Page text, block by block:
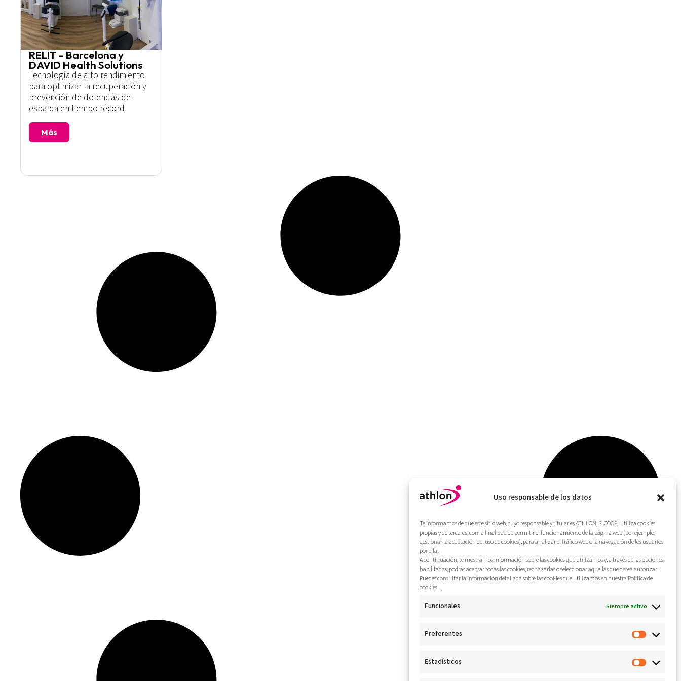
Uso responsable de los datos
Te informamos de que este sitio web, cuyo responsable y titular es ATHLON, S. COOP., utiliza cookies
propias y de terceros, con la finalidad de permitir el funcionamiento de la página web (por ejemplo,
gestionar la aceptación del uso de cookies), para analizar el tráfico web o la navegación de los usuarios
por ella.
A continuación, te mostramos información sobre las cookies que utilizamos y, a través de las opciones
habilitadas, podrás aceptar todas las cookies, rechazarlas o seleccionar aquellas que desea autorizar.
Puedes consultar la información detallada sobre las cookies que utilizamos en nuestra Política de
cookies.
Funcionales Siempre activo
Preferentes
Estadísticos
RELIT – Barcelona y
DAVID Health Solutions
Tecnología de alto rendimiento
para optimizar la recuperación y
prevención de dolencias de
espalda en tiempo récord
Más